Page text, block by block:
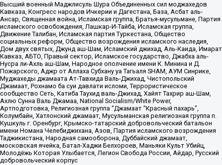
Высший военный Маджлисуль Шура Объединенных сил моджахедов
Кавказа, Конгресс народов Ичкерии и Дагестана, База, Асбат аль-
Ансар, Священная война, Исламская группа, Братья-мусульмане, Партия
исламского освобождения, Лашкар-И-Тайба, Исламская группа,
Движение Талибан, Исламская партия Туркестана, Общество
социальных реформ, Общество возрождения исламского наследия,
Дом двух святых, Джунд аш-Шам, Исламский джихад, Аль-Каида, Имарат
Кавказ, АБТО, Правый сектор, Исламское государство, Джабха аль-
Нусра ли-Ахль аш-Шам, Народное ополчение имени К. Минина и Д.
Пожарского, Аджр от Аллаха Субхану уа Тагьаля SHAM, АУМ Синрике,
Муджахеды джамаата Ат-Тавхида Валь-Джихад, Чистопольский
Джамаат, Рохнамо ба суи давлати исломи, Террористическое
сообщество Сеть, Катиба Таухид валь-Джихад, Хайят Тахрир аш-Шам,
Ахлю Сунна Валь Джамаа, National Socialism/White Power,
Артподготовка, Религиозная группа “Джамаат “Красный пахарь”,
Колумбайн, Хатлонский джамаат, Мусульманская религиозная группа п.
Кушкуль г. Оренбург, Крымско-татарский добровольческий батальон
имени Номана Челебиджихана, Азов, Партия исламского возрождения
Таджикистана, Народная самооборона, Дуббайский джамаат,
московская ячейка, Батал-Хаджи Белхороев, Маньяки Культ Убийц,
Молодёжь Которая Улыбается, Легион Свобода России, Айдар, Русский
добровольческий корпус